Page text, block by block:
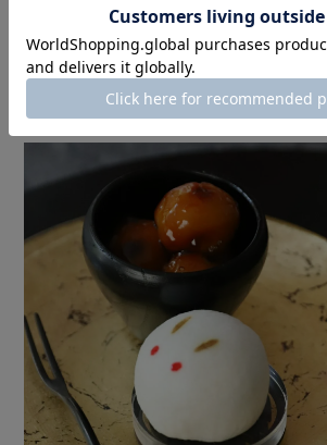
マットで落ち着いた雰囲気が
和菓子ともよく合います